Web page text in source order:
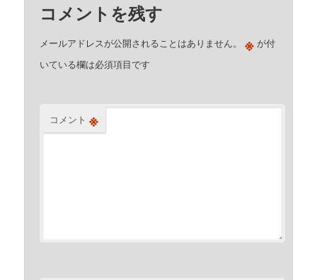
コメントを残す
メールアドレスが公開されることはありません。 ※ が付
いている欄は必須項目です
コメント ※